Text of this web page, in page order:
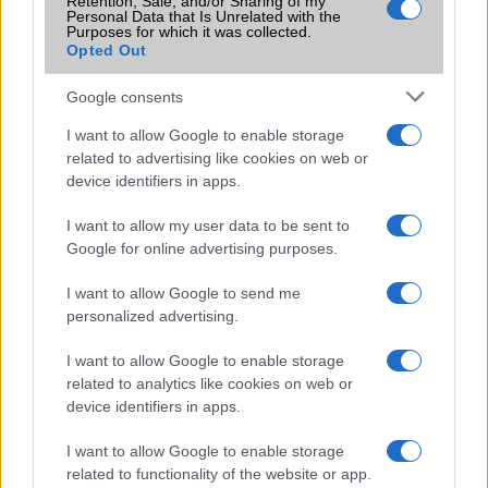
Personal Data that Is Unrelated with the
Purposes for which it was collected.
Opted Out
Google consents
I want to allow Google to enable storage
related to advertising like cookies on web or
device identifiers in apps.
I want to allow my user data to be sent to
Google for online advertising purposes.
I want to allow Google to send me
personalized advertising.
I want to allow Google to enable storage
related to analytics like cookies on web or
device identifiers in apps.
I want to allow Google to enable storage
related to functionality of the website or app.
Ilyen fotókat készít az LG G2
LG G2 hivatalos készülékbemutató videó
Videón az LG G2 titkai
Érthetetlen: nem fogy elég jól az LG G2
Hárommillió LG G2 fogyott világszerte
LG G3: 5.5 col, májusi érkezés
További hírek
LEGOLVASOTTABBAK
Számos népszerű Samsung Galaxy készülék kimarad a One
iPhone 18 bemutató dátum - ekkor rántja le a leplet az